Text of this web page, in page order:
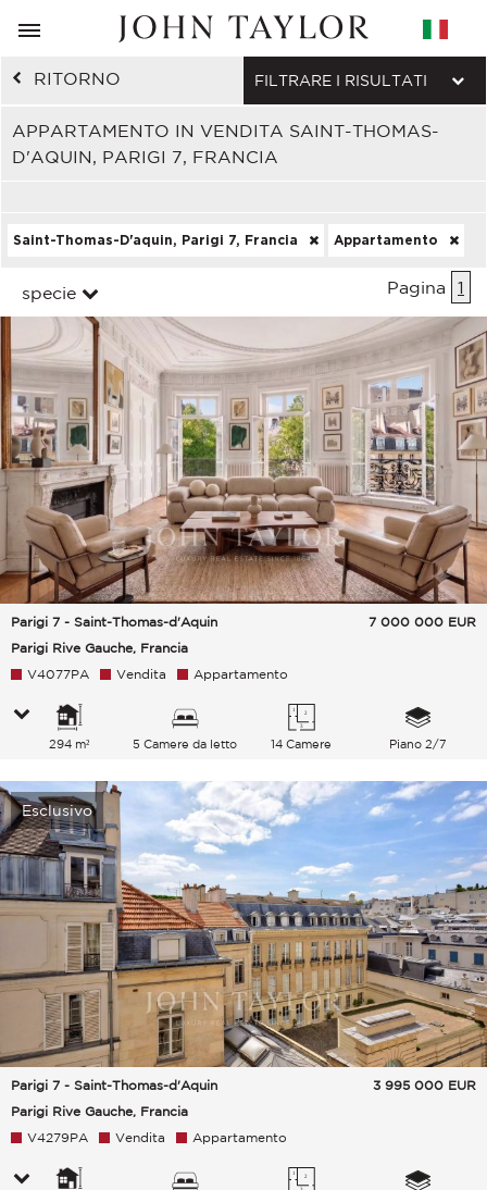
RITORNO
APPARTAMENTO IN VENDITA SAINT-THOMAS-
D'AQUIN, PARIGI 7, FRANCIA
FILTRARE I RISULTATI
Saint-Thomas-D'aquin, Parigi 7, Francia Appartamento
specie Pagina 1
Parigi 7 - Saint-Thomas-d'Aquin
Parigi Rive Gauche, Francia
7 000 000 EUR
V4077PA Vendita Appartamento
294 m² 5 Camere da letto 14 Camere Piano 2/7
Esclusivo
Parigi 7 - Saint-Thomas-d'Aquin
Parigi Rive Gauche, Francia
3 995 000 EUR
V4279PA Vendita Appartamento